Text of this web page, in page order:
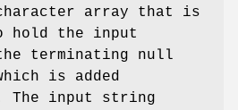
array that is
hold the input
the terminating null
is added
The input string